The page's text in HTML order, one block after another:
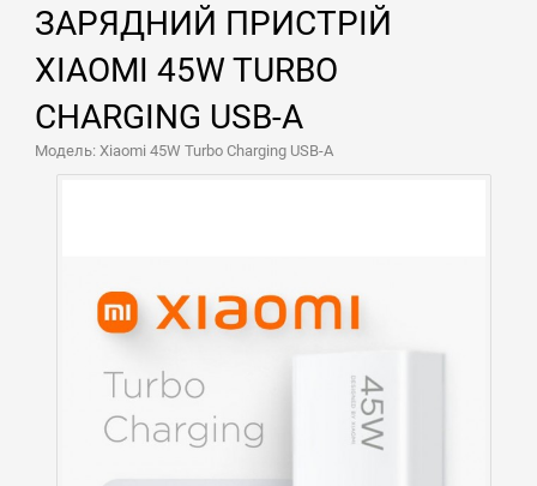
ЗАРЯДНИЙ ПРИСТРІЙ
XIAOMI 45W TURBO
CHARGING USB-A
Модель: Xiaomi 45W Turbo Charging USB-A